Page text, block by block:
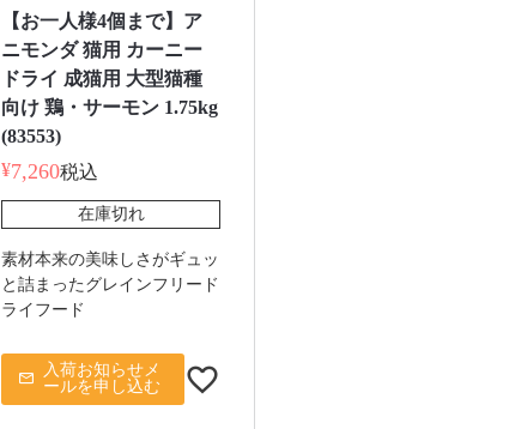
【お一人様4個まで】ア
ニモンダ 猫用 カーニー
ドライ 成猫用 大型猫種
向け 鶏・サーモン 1.75kg
(83553)
¥7,260税込
在庫切れ
素材本来の美味しさがギュッ
と詰まったグレインフリード
ライフード
入荷お知らせメ
ールを申し込む